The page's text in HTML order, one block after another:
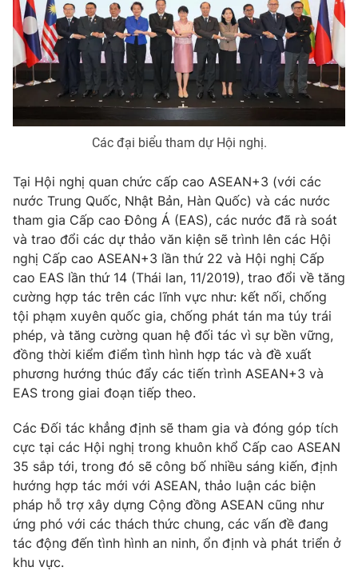
® Cấm sao chép dưới mọi hình thức nếu không có sự chấp
thuận bằng văn bản. Ghi rõ nguồn VTV.vn khi phát hành lại
thông tin từ website này.
Các đại biểu tham dự Hội nghị.
Tại Hội nghị quan chức cấp cao ASEAN+3 (với các
nước Trung Quốc, Nhật Bản, Hàn Quốc) và các nước
tham gia Cấp cao Đông Á (EAS), các nước đã rà soát
và trao đổi các dự thảo văn kiện sẽ trình lên các Hội
nghị Cấp cao ASEAN+3 lần thứ 22 và Hội nghị Cấp
cao EAS lần thứ 14 (Thái lan, 11/2019), trao đổi về tăng
cường hợp tác trên các lĩnh vực như: kết nối, chống
tội phạm xuyên quốc gia, chống phát tán ma túy trái
phép, và tăng cường quan hệ đối tác vì sự bền vững,
đồng thời kiểm điểm tình hình hợp tác và đề xuất
phương hướng thúc đẩy các tiến trình ASEAN+3 và
EAS trong giai đoạn tiếp theo.
Các Đối tác khẳng định sẽ tham gia và đóng góp tích
cực tại các Hội nghị trong khuôn khổ Cấp cao ASEAN
35 sắp tới, trong đó sẽ công bố nhiều sáng kiến, định
hướng hợp tác mới với ASEAN, thảo luận các biện
pháp hỗ trợ xây dựng Cộng đồng ASEAN cũng như
ứng phó với các thách thức chung, các vấn đề đang
tác động đến tình hình an ninh, ổn định và phát triển ở
khu vực.